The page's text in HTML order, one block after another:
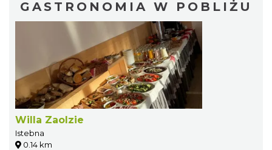
GASTRONOMIA W POBLIŻU
Willa Zaolzie
Istebna
0.14 km